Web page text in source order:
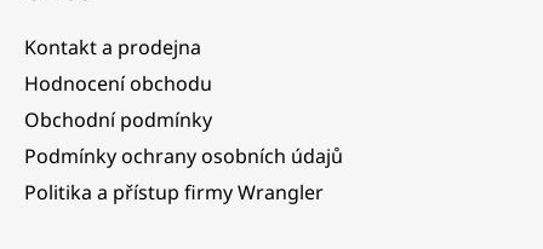
Kontakt a prodejna
Hodnocení obchodu
Obchodní podmínky
Podmínky ochrany osobních údajů
Politika a přístup firmy Wrangler